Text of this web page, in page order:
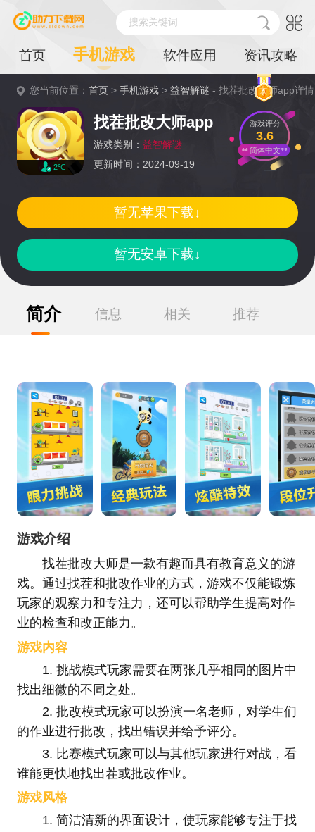
搜索关键词...
首页 手机游戏 软件应用 资讯攻略
您当前位置：首页 >手机游戏 >益智解谜 - 找茬批改大师app详情
2℃
找茬批改大师app
游戏类别： 益智解谜
更新时间：2024-09-19
游戏评分
3.6
简体中文
暂无安卓下载↓
暂无苹果下载↓
简介 信息 相关 推荐
游戏介绍
找茬批改大师是一款有趣而具有教育意义的游
戏。通过找茬和批改作业的方式，游戏不仅能锻炼
玩家的观察力和专注力，还可以帮助学生提高对作
业的检查和改正能力。
游戏内容
1. 挑战模式玩家需要在两张几乎相同的图片中
找出细微的不同之处。
2. 批改模式玩家可以扮演一名老师，对学生们
的作业进行批改，找出错误并给予评分。
3. 比赛模式玩家可以与其他玩家进行对战，看
谁能更快地找出茬或批改作业。
游戏风格
1. 简洁清新的界面设计，使玩家能够专注于找